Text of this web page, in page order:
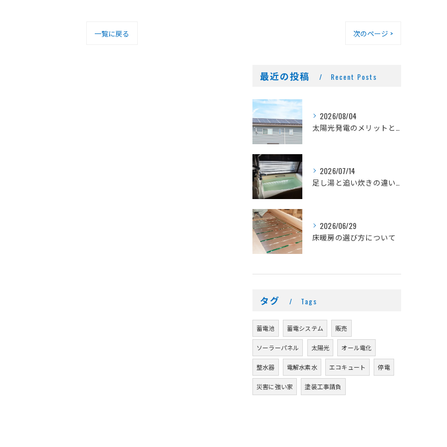
一覧に戻る 次のページ >
最近の投稿 Recent Posts
2026/08/04
太陽光発電のメリットとデメリット
2026/07/14
足し湯と追い炊きの違いとは？
2026/06/29
床暖房の選び方について
タグ Tags
蓄電池 蓄電システム 販売
ソーラーパネル 太陽光 オール電化
整水器 電解水素水 エコキュート 停電
災害に強い家 塗装工事請負